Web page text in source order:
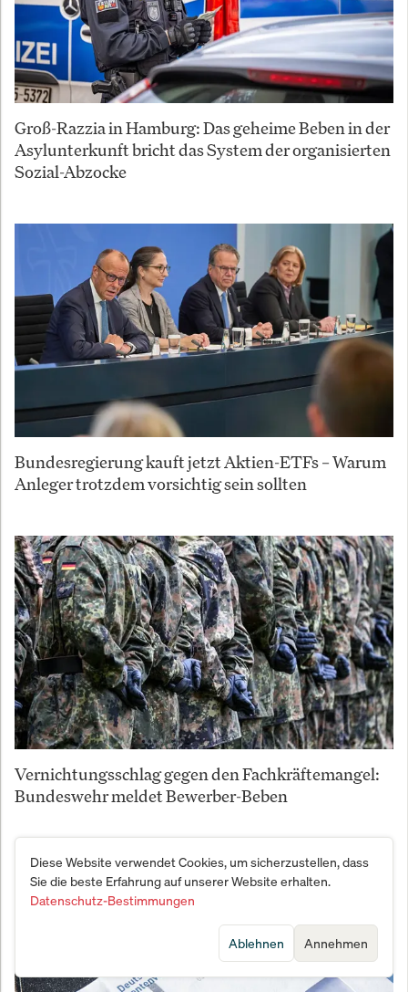
Groß-Razzia in Hamburg: Das geheime Beben in der
Asylunterkunft bricht das System der organisierten
Sozial-Abzocke
Bundesregierung kauft jetzt Aktien-ETFs – Warum
Anleger trotzdem vorsichtig sein sollten
Vernichtungsschlag gegen den Fachkräftemangel:
Bundeswehr meldet Bewerber-Beben
Diese Website verwendet Cookies, um sicherzustellen, dass
Sie die beste Erfahrung auf unserer Website erhalten.
Datenschutz-Bestimmungen
Annehmen
Ablehnen